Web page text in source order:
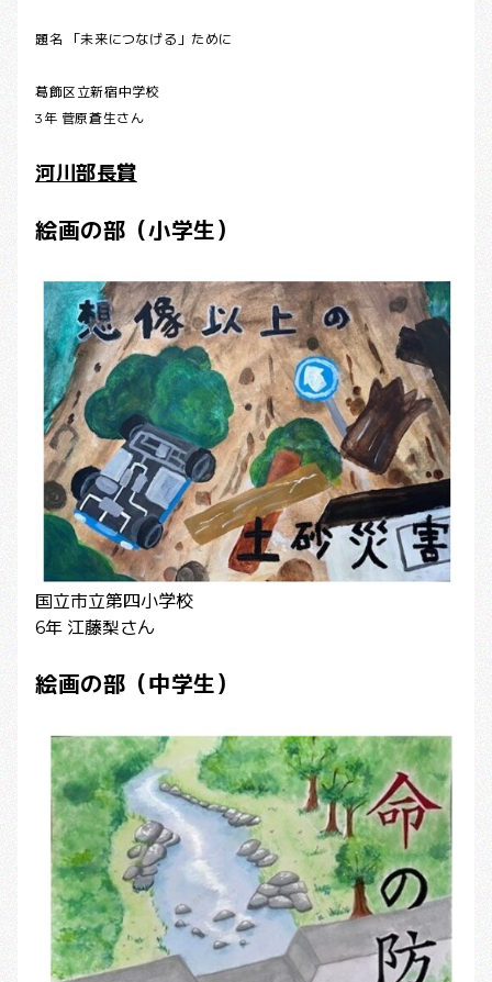
題名 「未来につなげる」ために
葛飾区立新宿中学校
3年 菅原蒼生さん
河川部長賞
絵画の部（小学生）
国立市立第四小学校
6年 江藤梨さん
絵画の部（中学生）